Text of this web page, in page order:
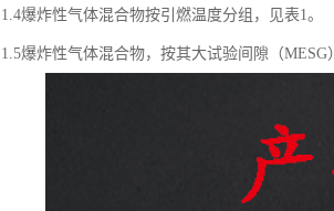
1.4爆炸性气体混合物按引燃温度分组，见表1。
1.5爆炸性气体混合物，按其大试验间隙（MESG